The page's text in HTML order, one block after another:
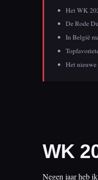
Het WK
De Rode
In België
Het nieuwe
WK
Negen jaar heb